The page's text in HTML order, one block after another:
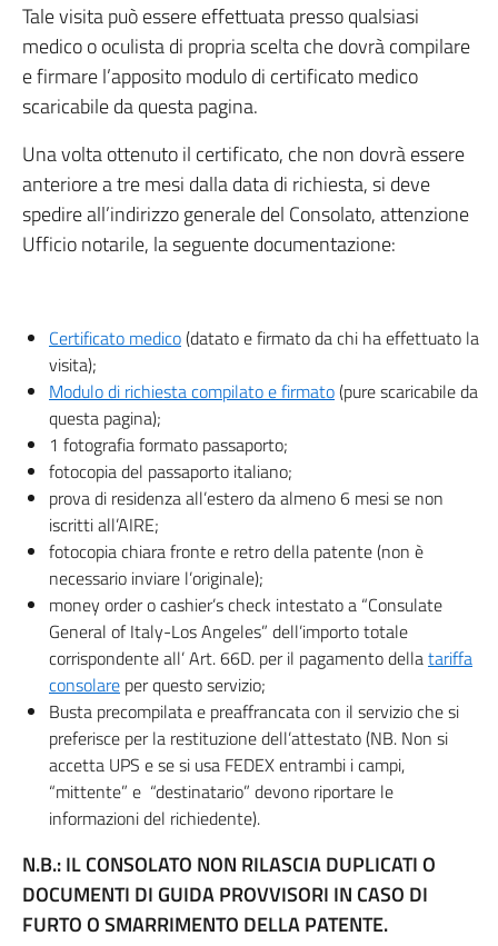
Tale visita può essere effettuata presso qualsiasi
medico o oculista di propria scelta che dovrà compilare
e firmare l’apposito modulo di certificato medico
scaricabile da questa pagina.
Una volta ottenuto il certificato, che non dovrà essere
anteriore a tre mesi dalla data di richiesta, si deve
spedire all’indirizzo generale del Consolato, attenzione
Ufficio notarile, la seguente documentazione:
Certificato medico(datato e firmato da chi ha effettuato la
visita);
Modulo di richiesta compilato e firmato(pure scaricabile da
questa pagina);
1 fotografia formato passaporto;
fotocopia del passaporto italiano;
prova di residenza all’estero da almeno 6 mesi se non
iscritti all’AIRE;
fotocopia chiara fronte e retro della patente (non è
necessario inviare l’originale);
money order o cashier’s check intestato a “Consulate
General of Italy-Los Angeles” dell’importo totale
corrispondente all’ Art. 66D. per il pagamento dellatariffa
consolare per questo servizio;
Busta precompilata e preaffrancata con il servizio che si
preferisce per la restituzione dell’attestato (NB. Non si
accetta UPS e se si usa FEDEX entrambi i campi,
“mittente” e “destinatario” devono riportare le
informazioni del richiedente).
N.B.: IL CONSOLATO NON RILASCIA DUPLICATI O
DOCUMENTI DI GUIDA PROVVISORI IN CASO DI
FURTO O SMARRIMENTO DELLA PATENTE.